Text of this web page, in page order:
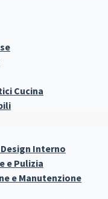
Cucina
Interno
e Pulizia
e Manutenzione